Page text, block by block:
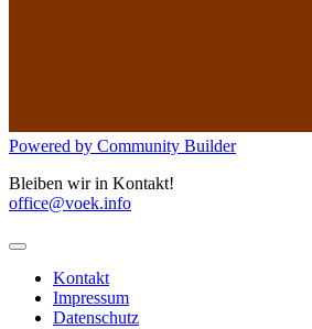
Powered by Community Builder
Bleiben wir in Kontakt!
office@voek.info
Kontakt
Impressum
Datenschutz